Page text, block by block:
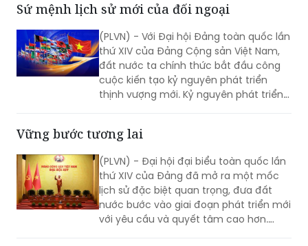
không chỉ “thực thi chính sách” mà còn
phải được giao vai trò “thiết kế chính
sách” ở tầm cao hơn để đáp ứng mục
tiêu, yêu cầu, kỳ vọng phát triển Thủ đô
trong kỷ nguyên mới.
Sứ mệnh lịch sử mới của đối ngoại
(PLVN) - Với Đại hội Đảng toàn quốc lần
thứ XIV của Đảng Cộng sản Việt Nam,
đất nước ta chính thức bắt đầu công
cuộc kiến tạo kỷ nguyên phát triển
thịnh vượng mới. Kỷ nguyên phát triển
- xã hội và hội nhập quốc tế mới cao xa
hơn, tầm vóc hơn. Trong công cuộc
này, đối ngoại được xác định là nhiệm
vụ trọng yếu và thường xuyên, đi tiên
phong trong công cuộc bảo vệ đất
nước từ sớm, từ xa và đem về cho đất
nước những điều kiện và tiền đề thuận
Vững bước tương lai
(PLVN) - Đại hội đại biểu toàn quốc lần
thứ XIV của Đảng đã mở ra một mốc
lịch sử đặc biệt quan trọng, đưa đất
nước bước vào giai đoạn phát triển mới
với yêu cầu và quyết tâm cao hơn.